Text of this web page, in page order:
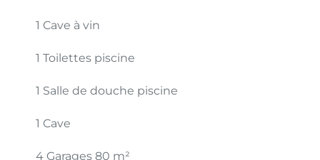
1 Cave à vin
1 Toilettes piscine
1 Salle de douche piscine
1 Cave
4 Garages 80 m²